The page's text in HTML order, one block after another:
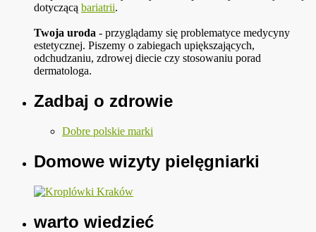
dotyczącą bariatrii.
Twoja uroda - przyglądamy się problematyce medycyny
estetycznej. Piszemy o zabiegach upiększających,
odchudzaniu, zdrowej diecie czy stosowaniu porad
dermatologa.
Zadbaj o zdrowie
Dobre polskie marki
Domowe wizyty pielęgniarki
warto wiedzieć